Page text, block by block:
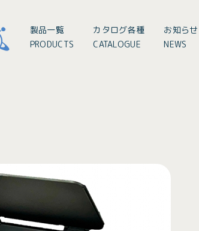
製品一覧
PRODUCTS
カタログ各種
CATALOGUE
お知らせ
NEWS